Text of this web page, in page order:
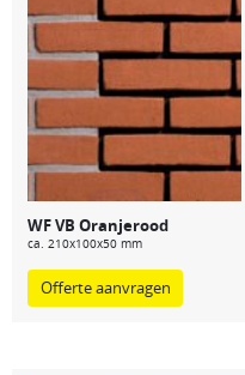
WF VB Oranjerood
ca. 210x100x50 mm
Offerte aanvragen